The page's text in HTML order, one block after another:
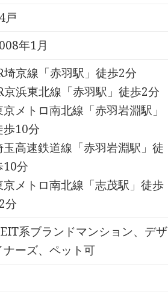
戸
年1月
埼京線「赤羽駅」徒歩2分
京浜東北線「赤羽駅」徒歩2分
京メトロ南北線「赤羽岩淵駅」
歩10分
玉高速鉄道線「赤羽岩淵駅」徒
10分
京メトロ南北線「志茂駅」徒歩
分
系ブランドマンション、デザ
ナーズ、ペット可